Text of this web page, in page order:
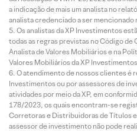
a indicação de mais um analista no
analista credenciado a ser mencionado
Os analistas da XP Investimentos
todas as regras previstas no Código de
Analista de Valores Mobiliários e na
Valores Mobiliários da XP
O atendimento de nossos clientes é
Investimentos ou por assessores de
atividades por meio da XP, em
178/2023, os quais encontram-se
Corretoras e Distribuidoras de Títulos
assessor de investimento não pode